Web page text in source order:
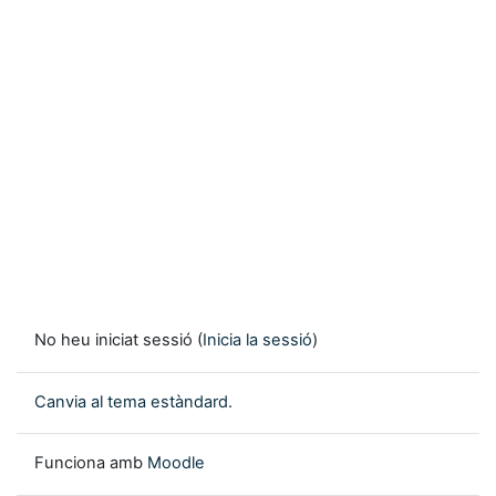
No heu iniciat sessió (Inicia la sessió)
Canvia al tema estàndard.
Funciona amb Moodle